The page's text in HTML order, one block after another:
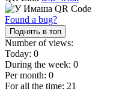
Found a bug?
Поднять в топ
Number of views:
Today: 0
During the week: 0
Per month: 0
For all the time: 21